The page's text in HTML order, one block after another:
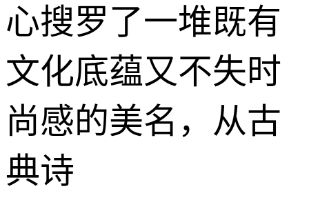
心搜罗了一堆既有
文化底蕴又不失时
尚感的美名，从古
典诗